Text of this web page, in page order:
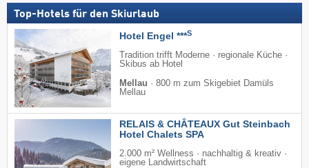
Top-Hotels für den Skiurlaub
Hotel Engel ***S
Tradition trifft Moderne · regionale Küche ·
Skibus ab Hotel
Mellau · 800 m zum Skigebiet Damüls
Mellau
RELAIS & CHÂTEAUX Gut Steinbach
Hotel Chalets SPA
2.000 m² Wellness · nachhaltig & kreativ ·
eigene Landwirtschaft